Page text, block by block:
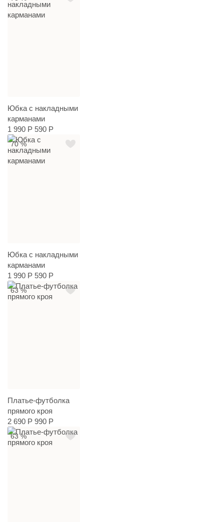
Юбка с накладными
карманами
1 990 Р 590 Р
70 %
Юбка с накладными
карманами
1 990 Р 590 Р
63 %
Платье-футболка
прямого кроя
2 690 Р 990 Р
63 %